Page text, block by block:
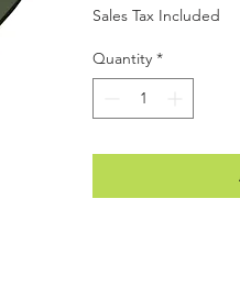
Sales Tax Included
Quantity *